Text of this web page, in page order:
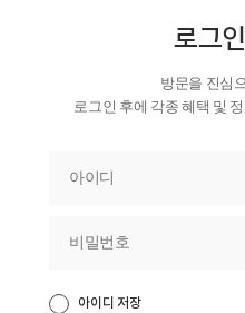
로그
방문을 진심
로그인 후에 각종 혜택 및
아이디 저장